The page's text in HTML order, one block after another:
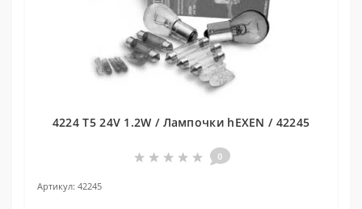
4224 T5 24V 1.2W / Лампочки hEXEN / 42245
0
Артикул: 42245